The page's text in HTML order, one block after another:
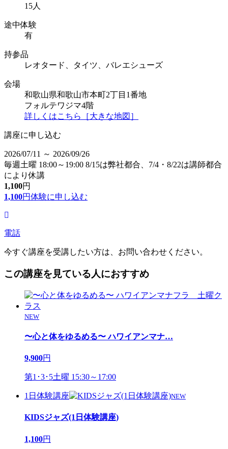
15人
途中体験
有
持参品
レオタード、タイツ、バレエシューズ
会場
和歌山県和歌山市本町2丁目1番地
フォルテワジマ4階
詳しくはこちら［大きな地図］
講座に申し込む
2026/07/11 ～ 2026/09/26
毎週土曜 18:00～19:00 8/15は弊社都合、7/4・8/22は講師都合
により休講
1,100円
1,100円体験に申し込む
電話
今すぐ講座を受講したい方は、お問い合わせください。
この講座を見ている人におすすめ
NEW
〜心と体をゆるめる〜 ハワイアンマナ…
9,900円
第1･3･5土曜 15:30～17:00
1日体験講座 NEW
KIDSジャズ(1日体験講座)
1,100円